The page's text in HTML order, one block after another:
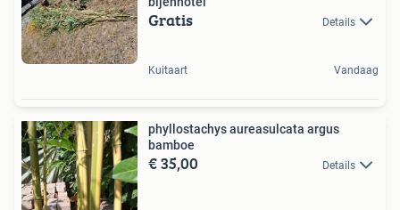
Gratis Details
Kuitaart Vandaag
phyllostachys aureasulcata argus
bamboe
€ 35,00 Details